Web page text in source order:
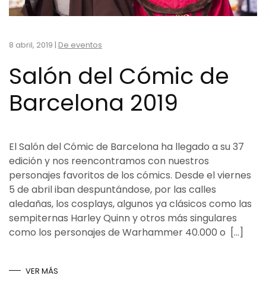
8 abril, 2019 | De eventos
Salón del Cómic de
Barcelona 2019
El Salón del Cómic de Barcelona ha llegado a su 37
edición y nos reencontramos con nuestros
personajes favoritos de los cómics. Desde el viernes
5 de abril iban despuntándose, por las calles
aledañas, los cosplays, algunos ya clásicos como las
sempiternas Harley Quinn y otros más singulares
como los personajes de Warhammer 40.000 o […]
VER MÁS